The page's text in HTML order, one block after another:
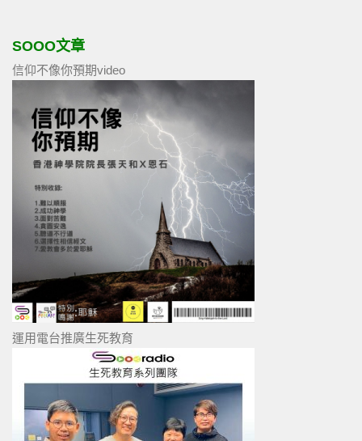
SOOO文章
信仰不像你預期video
運用電台推廣生死教育